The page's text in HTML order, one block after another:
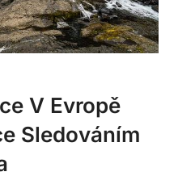
V Evropě
Sledováním